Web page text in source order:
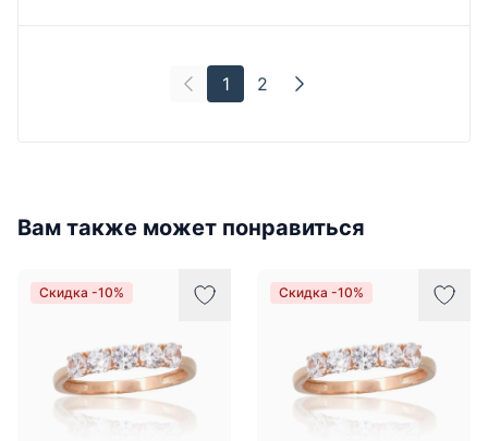
1 2
Вам также может понравиться
Скидка -10% Скидка -10%